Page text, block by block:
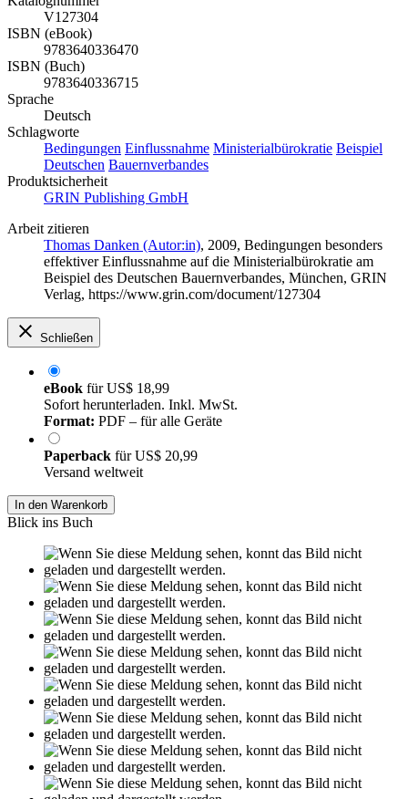
V127304
ISBN (eBook)
9783640336470
ISBN (Buch)
9783640336715
Sprache
Deutsch
Schlagworte
Bedingungen Einflussnahme Ministerialbürokratie Beispiel
Deutschen Bauernverbandes
Produktsicherheit
GRIN Publishing GmbH
Arbeit zitieren
Thomas Danken (Autor:in), 2009, Bedingungen besonders
effektiver Einflussnahme auf die Ministerialbürokratie am
Beispiel des Deutschen Bauernverbandes, München, GRIN
Verlag, https://www.grin.com/document/127304
Schließen
eBook fürUS$ 18,99
Sofort herunterladen. Inkl. MwSt.
Format: PDF – für alle Geräte
Paperback fürUS$ 20,99
Versand weltweit
In den Warenkorb
Blick ins Buch
Leseprobe aus 23 Seiten
Grin.com
Versand
Kontakt